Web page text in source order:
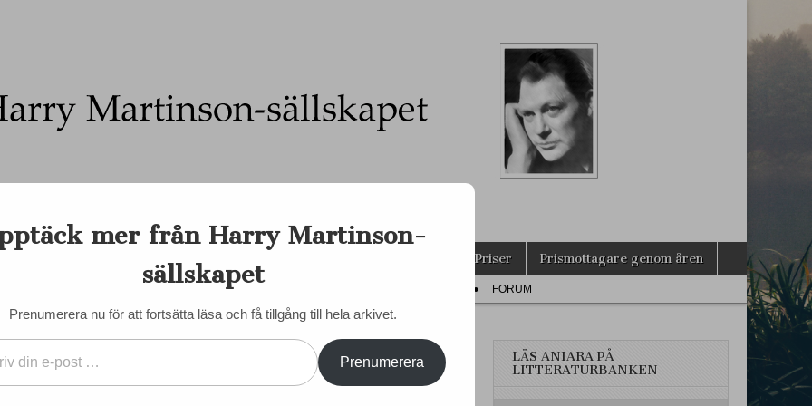
sällskapet Priser Prismottagare genom åren
FORUM
en
LÄS ANIARA PÅ
LITTERATURBANKEN
mer från Harry Martinson-
sällskapet
Prenumerera nu för att fortsätta läsa och få tillgång till hela arkivet.
Prenumerera